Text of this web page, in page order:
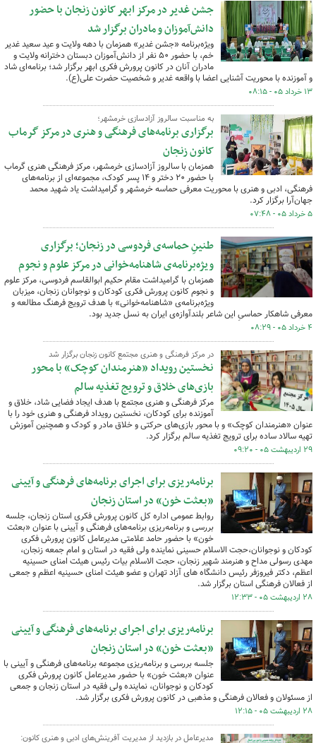
جشن غدیر در مرکز ابهر کانون زنجان با حضور
دانش‌آموزان و مادران برگزار شد
ویژه‌برنامه «جشن غدیر» همزمان با دهه ولایت و عید سعید غدیر
خم، با حضور ۵۰ نفر از دانش‌آموزان دبستان دخترانه ولایت و
مادران آنان در کانون پرورش فکری ابهر برگزار شد؛ برنامه‌ای شاد
و آموزنده با محوریت آشنایی اعضا با واقعه غدیر و شخصیت حضرت علی(ع).
۱۳ خرداد ۰۵ - ۰۸:۱۵
به مناسبت سالروز آزادسازی خرمشهر؛
برگزاری برنامه‌های فرهنگی و هنری در مرکز گرماب
کانون زنجان
همزمان با سالروز آزادسازی خرمشهر، مرکز فرهنگی هنری گرماب
با حضور ۲۰ دختر و ۱۴ پسر کودک، مجموعه‌ای از برنامه‌های
فرهنگی، ادبی و هنری با محوریت معرفی حماسه خرمشهر و گرامیداشت یاد شهید محمد
جهان‌آرا برگزار کرد.
۵ خرداد ۰۵ - ۰۷:۴۸
طنینِ حماسه‌ی فردوسی در زنجان؛ برگزاری
ویژه‌برنامه‌ی شاهنامه‌خوانی در مرکز علوم و نجوم
همزمان با گرامیداشت مقام حکیم ابوالقاسم فردوسی، مرکز علوم
و نجوم کانون پرورش فکری کودکان و نوجوانان زنجان، میزبان
ویژه‌برنامه‌ی «شاهنامه‌خوانی» با هدف ترویج فرهنگ مطالعه و
معرفی شاهکار حماسیِ این شاعر بلندآوازه‌ی ایران به نسل جدید بود.
۴ خرداد ۰۵ - ۰۸:۲۹
در مرکز فرهنگی و هنری مجتمع کانون زنجان برگزار شد
نخستین رویداد «هنرمندان کوچک» با محور
بازی‌های خلاق و ترویج تغذیه سالم
مرکز فرهنگی و هنری مجتمع با هدف ایجاد فضایی شاد، خلاق و
آموزنده برای کودکان، نخستین رویداد فرهنگی و هنری خود را با
عنوان «هنرمندان کوچک» و با محور بازی‌های حرکتی و خلاق مادر و کودک و همچنین آموزش
تهیه سالاد ساده برای ترویج تغذیه سالم برگزار کرد.
۲۹ اردیبهشت ۰۵ - ۰۹:۲۰
برنامه‌ریزی برای اجرای برنامه‌های فرهنگی و آیینی
«بعثت خون» در استان زنجان
روابط عمومی اداره کل کانون پرورش فکری استان زنجان، جلسه
بررسی و برنامه‌ریزی برنامه‌های فرهنگی و آیینی با عنوان «بعثت
خون» با حضور حامد علامتی مدیرعامل کانون پرورش فکری
کودکان و نوجوانان،حجت الاسلام حسینی نماینده ولی فقیه در استان و امام جمعه زنجان،
مهدی رسولی مداح و هنرمند شهیر زنجان، حجت الاسلام بیات رئیس هیئت امنای حسینیه
اعظم، دکتر فیروزفر رئیس دانشگاه های آزاد تهران و عضو هیئت امنای حسینیه اعظم و جمعی
از فعالان فرهنگی استان برگزار شد.
۲۸ اردیبهشت ۰۵ - ۱۲:۳۳
برنامه‌ریزی برای اجرای برنامه‌های فرهنگی و آیینی
«بعثت خون» در استان زنجان
جلسه بررسی و برنامه‌ریزی مجموعه برنامه‌های فرهنگی و آیینی با
عنوان «بعثت خون» با حضور مدیرعامل کانون پرورش فکری
کودکان و نوجوانان، نماینده ولی فقیه در استان زنجان و جمعی
از مسئولان و فعالان فرهنگی و مذهبی در کانون پرورش فکری برگزار شد.
۲۸ اردیبهشت ۰۵ - ۱۲:۱۵
مدیرعامل در بازدید از مدیریت آفرینش‌های ادبی و هنری کانون: